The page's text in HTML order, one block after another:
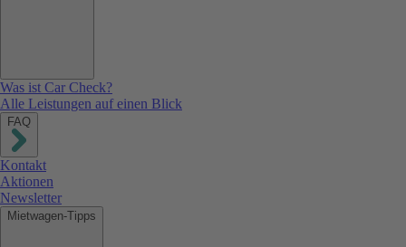
Was ist Car Check?
Alle Leistungen auf einen Blick
FAQ
Kontakt
Aktionen
Newsletter
Mietwagen-Tipps